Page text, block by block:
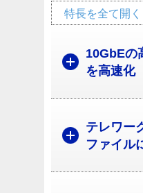
特長を全て開く
10GbEの
を高速化
テレワー
ファイル